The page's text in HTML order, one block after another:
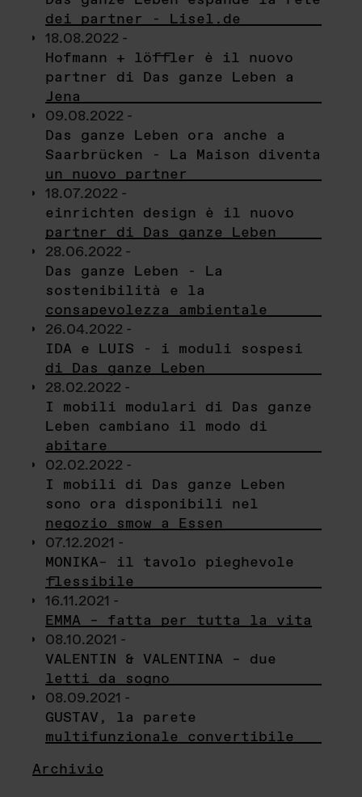
dei partner - Lisel.de
18.08.2022 -
Hofmann + löffler è il nuovo
partner di Das ganze Leben a
Jena
09.08.2022 -
Das ganze Leben ora anche a
Saarbrücken - La Maison diventa
un nuovo partner
18.07.2022 -
einrichten design è il nuovo
partner di Das ganze Leben
28.06.2022 -
Das ganze Leben - La
sostenibilità e la
consapevolezza ambientale
26.04.2022 -
IDA e LUIS - i moduli sospesi
di Das ganze Leben
28.02.2022 -
I mobili modulari di Das ganze
Leben cambiano il modo di
abitare
02.02.2022 -
I mobili di Das ganze Leben
sono ora disponibili nel
negozio smow a Essen
07.12.2021 -
MONIKA– il tavolo pieghevole
flessibile
16.11.2021 -
EMMA – fatta per tutta la vita
08.10.2021 -
VALENTIN & VALENTINA – due
letti da sogno
08.09.2021 -
GUSTAV, la parete
multifunzionale convertibile
Archivio